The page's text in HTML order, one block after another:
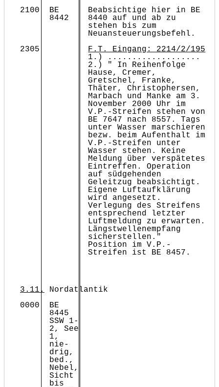
2100
BE
8442
Beabsichtige hier in BE
8440 auf und ab zu
stehen bis zum
Neuansteuerungsbefehl.
2305
F.T. Eingang: 2214/2/195
1.) ...................
2.) " In Reihenfolge
Hause, Cremer,
Gretschel, Franke,
Thäter, Christophersen,
Marbach und Manke am 3.
November 2000 Uhr im
V.P.-Streifen stehen von
BE 7647 nach 8557. Tags
unter Wasser marschieren
bezw. beim Aufenthalt im
V.P.-Streifen unter
Wasser stehen. Keine
Meldung über verspätetes
Eintreffen. Operation
auf südgehenden
Geleitzug beabsichtigt.
Eigene Luftaufklärung
wird angesetzt.
Verlegung des Streifens
entsprechend letzter
Luftmeldung zu erwarten.
Längstwellenempfang
sicherstellen."
Position im V.P.-
Streifen ist BE 8457.
3.11.
Nordatlantik
0000
BE
8445
SSW 1-
2, See
1,
nie­
drig,
bed.,
Nebel,
Sicht
bis